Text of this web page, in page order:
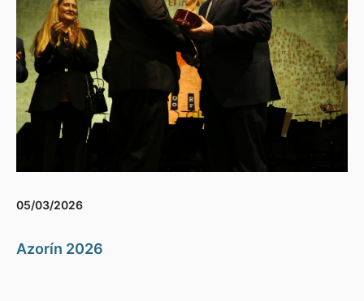
05/03/2026
Azorín 2026